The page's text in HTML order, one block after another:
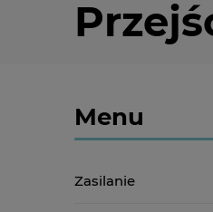
Menu
Zasilanie